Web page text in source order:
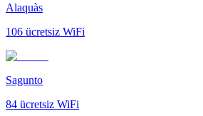
Alaquàs
106 ücretsiz WiFi
Sagunto
84 ücretsiz WiFi